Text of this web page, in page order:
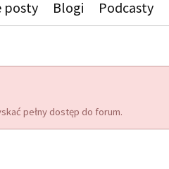
posty Blogi Podcasty
pełny dostęp do forum.